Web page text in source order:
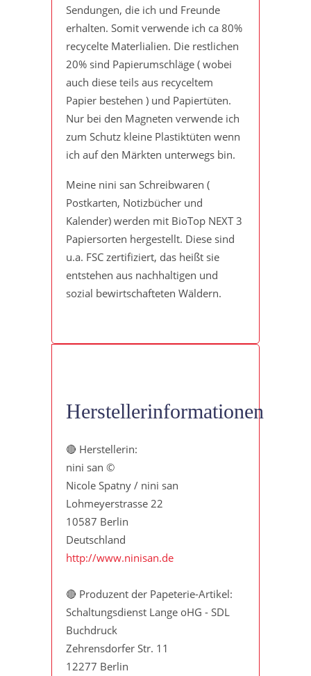
Sendungen, die ich und Freunde
erhalten. Somit verwende ich ca 80%
recycelte Materlialien. Die restlichen
20% sind Papierumschläge ( wobei
auch diese teils aus recyceltem
Papier bestehen ) und Papiertüten.
Nur bei den Magneten verwende ich
zum Schutz kleine Plastiktüten wenn
ich auf den Märkten unterwegs bin.
Meine nini san Schreibwaren (
Postkarten, Notizbücher und
Kalender) werden mit BioTop NEXT 3
Papiersorten hergestellt. Diese sind
u.a. FSC zertifiziert, das heißt sie
entstehen aus nachhaltigen und
sozial bewirtschafteten Wäldern.
Herstellerinformationen
🔴 Herstellerin:
nini san ©
Nicole Spatny / nini san
Lohmeyerstrasse 22
10587 Berlin
Deutschland
http://www.ninisan.de
🔴 Produzent der Papeterie-Artikel:
Schaltungsdienst Lange oHG - SDL
Buchdruck
Zehrensdorfer Str. 11
12277 Berlin